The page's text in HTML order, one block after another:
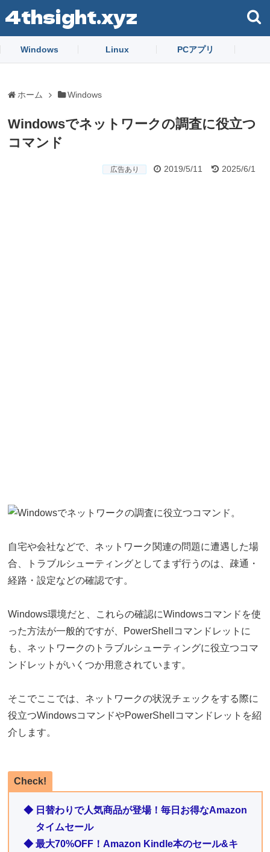
4thsight.xyz
Windows Linux PCアプリ
ホーム Windows
Windowsでネットワークの調査に役立つ
コマンド
広告あり 2019/5/11 2025/6/1
自宅や会社などで、ネットワーク関連の問題に遭遇した場
合、トラブルシューティングとしてまず行うのは、疎通・
経路・設定などの確認です。
Windows環境だと、これらの確認にWindowsコマンドを使
った方法が一般的ですが、PowerShellコマンドレットに
も、ネットワークのトラブルシューティングに役立つコマ
ンドレットがいくつか用意されています。
そこでここでは、ネットワークの状況チェックをする際に
役立つWindowsコマンドやPowerShellコマンドレットを紹
介します。
Check!
◆ 日替わりで人気商品が登場！毎日お得なAmazon
タイムセール
◆ 最大70%OFF！Amazon Kindle本のセール&キ